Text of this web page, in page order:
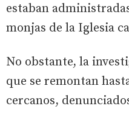
estaban
monjas de la Iglesia
No obstante, la
que se remontan
cercanos,